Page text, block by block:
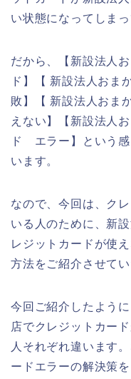
い状態になってしま
だから、【新設法人
ド】【 新設法人お
敗】【 新設法人おま
えない】【新設法人
ド エラー】という
います。
なので、今回は、ク
いる人のために、新
レジットカードが使
方法をご紹介させてい
今回ご紹介したよう
店でクレジットカー
人それぞれ違います
ードエラーの解決策